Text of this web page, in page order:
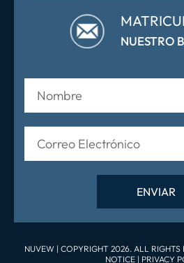
NUESTRO
NUVEW | COPYRIGHT 2026. ALL RIGHTS
NOTICE | PRIVACY